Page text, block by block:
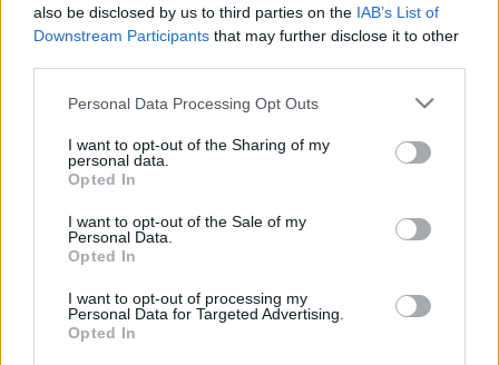
also be disclosed by us to third parties on the IAB’s List of
Downstream Participants that may further disclose it to other
Please note that this website/app uses one or more Google
not limited to your visit or usage behaviour. You may click to
grant or deny consent to Google and its third-party tags to
use your data for below specified purposes in below Google
consent section.
Personal Data Processing Opt Outs
I want to opt-out of the Sharing of my
personal data.
Opted In
I want to opt-out of the Sale of my
Personal Data.
Opted In
I want to opt-out of processing my
Personal Data for Targeted Advertising.
Opted In